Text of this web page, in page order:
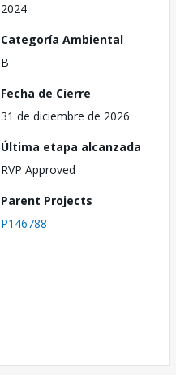
2024
Categoría Ambiental
B
Fecha de Cierre
31 de diciembre de 2026
Última etapa alcanzada
RVP Approved
Parent Projects
P146788